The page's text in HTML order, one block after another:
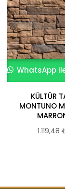
WhatsApp
KÜLTÜR
MONTUNO
1.119,48